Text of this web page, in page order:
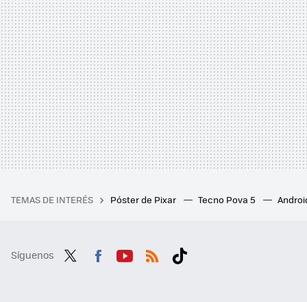
TEMAS DE INTERÉS Póster de Pixar Tecno Pova 5
Síguenos